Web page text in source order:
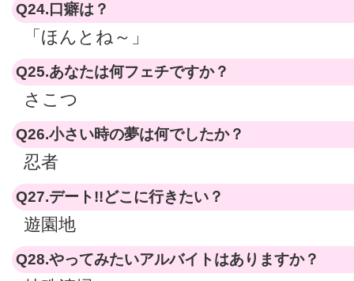
Q24.口癖は？
「ほんとね～」
Q25.あなたは何フェチですか？
さこつ
Q26.小さい時の夢は何でしたか？
忍者
Q27.デート!!どこに行きたい？
遊園地
Q28.やってみたいアルバイトはありますか？